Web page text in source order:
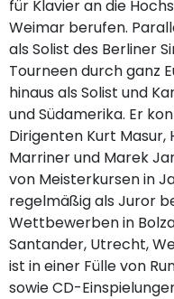
für Klavier an die
Weimar berufen.
als Solist des Berliner
Tourneen durch ganz
hinaus als Solist und
und Südamerika. Er
Dirigenten Kurt Masur,
Marriner und Marek
von Meisterkursen in
regelmäßig als Juror
Wettbewerben in
Santander, Utrecht,
ist in einer Fülle von
sowie CD-